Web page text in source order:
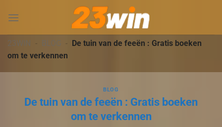
đến
dung23WIN - BLOG - De tuin van de feeën : Gratis boeken
om te verkennen
BLOG
De tuin van de feeën : Gratis boeken
om te verkennen